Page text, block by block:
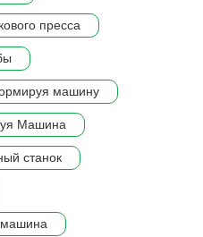
пресса
машину
Машина
станок
машина